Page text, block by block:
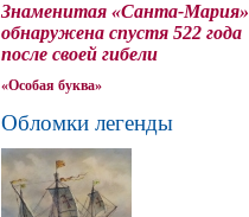
Знаменитая «Санта-Мария»
обнаружена спустя 522 года
после своей гибели
«Особая буква»
Обломки легенды